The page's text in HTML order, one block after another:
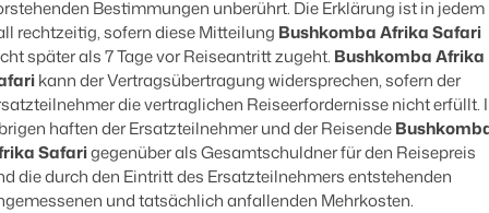
Bestimmungen unberührt. Die Erklärung ist in jedem
rechtzeitig, sofern diese Mitteilung Bushkomba Afrika Safari
später als 7 Tage vor Reiseantritt zugeht. Bushkomba Afrika
kann der Vertragsübertragung widersprechen, sofern der
die vertraglichen Reiseerfordernisse nicht erfüllt.
haften der Ersatzteilnehmer und der Reisende
Safarigegenüber als Gesamtschuldner für den Reisepreis
die durch den Eintritt des Ersatzteilnehmers entstehenden
und tatsächlich anfallenden Mehrkosten.